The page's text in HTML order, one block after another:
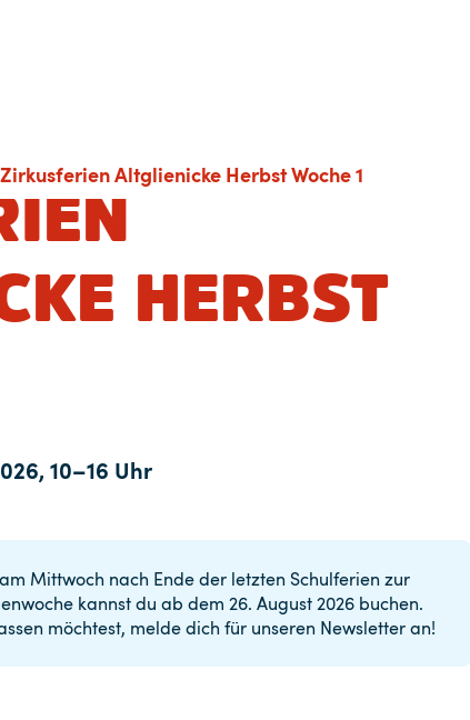
Zirkusferien Altglienicke Herbst Woche 1
HERBST
10–16 Uhr
Mittwoch nach Ende der letzten Schulferien zur
kannst du ab dem 26. August 2026 buchen.
möchtest, melde dich für unseren Newsletter an!